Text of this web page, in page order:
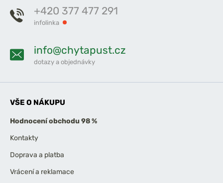
+420 377 477 291
infolinka
info@chytapust.cz
dotazy a objednávky
VŠE O NÁKUPU
Hodnocení obchodu 98 %
Kontakty
Doprava a platba
Vrácení a reklamace